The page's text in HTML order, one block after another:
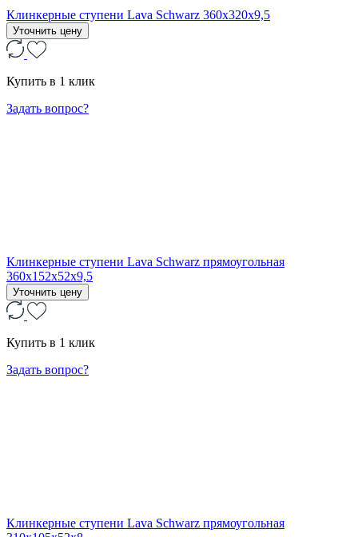
Клинкерные ступени Lava Schwarz 360x320x9,5
Уточнить цену
Купить в 1 клик
Задать вопрос?
Клинкерные ступени Lava Schwarz прямоугольная
360x152x52x9,5
Уточнить цену
Купить в 1 клик
Задать вопрос?
Клинкерные ступени Lava Schwarz прямоугольная